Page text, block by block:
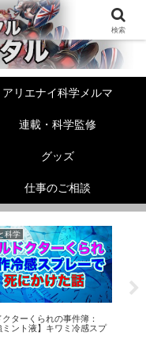
アリエナイ科学メルマ
連載・科学監修
グッズ
仕事のご相談
科学
ターくられの事件簿：
ミント液】キワミ冷感スプ
検索